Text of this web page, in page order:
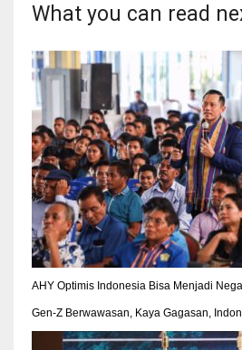
What you can read
AHY Optimis Indonesia Bisa Menjadi
Gen-Z Berwawasan, Kaya Gagasan,